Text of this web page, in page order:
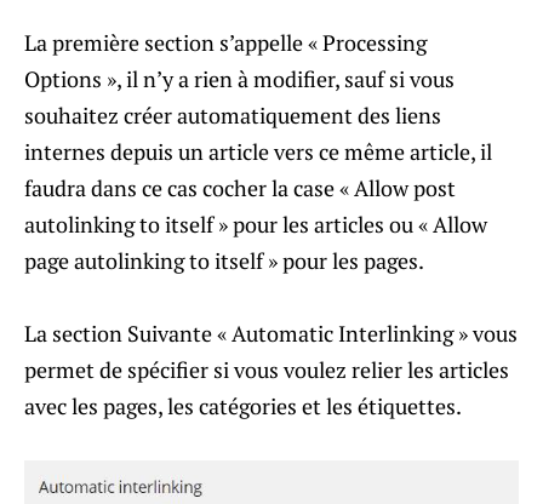
La première section s’appelle « Processing
Options », il n’y a rien à modifier, sauf si vous
souhaitez créer automatiquement des liens
internes depuis un article vers ce même article, il
faudra dans ce cas cocher la case « Allow post
autolinking to itself » pour les articles ou « Allow
page autolinking to itself » pour les pages.
La section Suivante « Automatic Interlinking » vous
permet de spécifier si vous voulez relier les articles
avec les pages, les catégories et les étiquettes.